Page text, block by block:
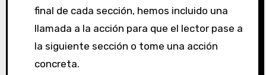
final de cada sección, hemos incluido una
llamada a la acción para que el lector pase a
la siguiente sección o tome una acción
concreta.